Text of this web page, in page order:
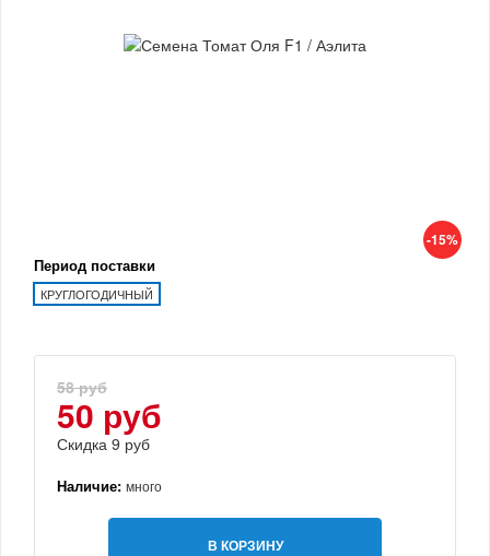
-15%
Период поставки
КРУГЛОГОДИЧНЫЙ
58 руб
50 руб
Скидка 9 руб
Наличие: много
В КОРЗИНУ